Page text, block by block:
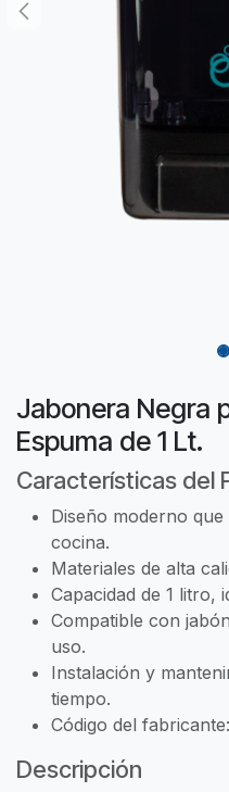
Jabonera Negra
Espuma de 1 Lt.
Características del
Diseño moderno
cocina.
Materiales de alta
Capacidad de 1 litro,
Compatible con
uso.
Instalación y
tiempo.
Código del
Descripción